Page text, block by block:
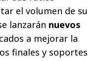
el volumen de su
lanzarán nuevos
a mejorar la
finales y soportes